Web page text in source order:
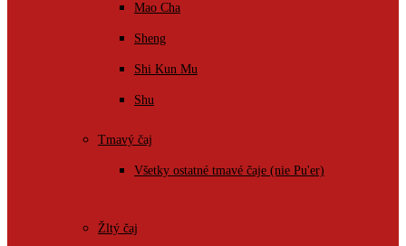
Mao Cha
Sheng
Shi Kun Mu
Shu
Tmavý čaj
Všetky ostatné tmavé čaje (nie Pu'er)
Žltý čaj